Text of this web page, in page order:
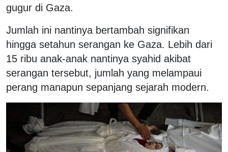
gugur di Gaza.
Jumlah ini nantinya bertambah signifikan
hingga setahun serangan ke Gaza. Lebih dari
15 ribu anak-anak nantinya syahid akibat
serangan tersebut, jumlah yang melampaui
perang manapun sepanjang sejarah modern.